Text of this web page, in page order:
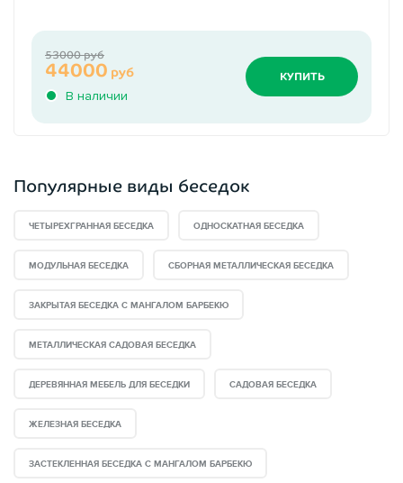
В наличии
44000 руб
53000 руб
КУПИТЬ
Популярные виды беседок
ЧЕТЫРЕХГРАННАЯ БЕСЕДКА ОДНОСКАТНАЯ БЕСЕДКА
МОДУЛЬНАЯ БЕСЕДКА СБОРНАЯ МЕТАЛЛИЧЕСКАЯ БЕСЕДКА
ЗАКРЫТАЯ БЕСЕДКА С МАНГАЛОМ БАРБЕКЮ
МЕТАЛЛИЧЕСКАЯ САДОВАЯ БЕСЕДКА
ДЕРЕВЯННАЯ МЕБЕЛЬ ДЛЯ БЕСЕДКИ САДОВАЯ БЕСЕДКА
ЖЕЛЕЗНАЯ БЕСЕДКА
ЗАСТЕКЛЕННАЯ БЕСЕДКА С МАНГАЛОМ БАРБЕКЮ